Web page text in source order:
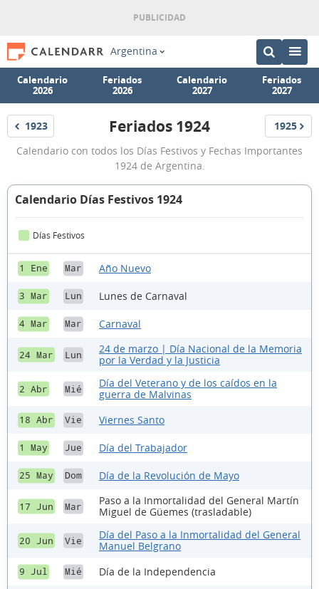
Argentina
Calendario
2026
Feriados
2026
Calendario
2027
Feriados
2027
Feriados
1923
Feriados
1924
Feriados 1924 Feriados
1925
Calendario con todos los Días Festivos y Fechas Importantes
1924 de Argentina.
Calendario Días Festivos 1924
Días Festivos
1 Ene Mar Año Nuevo
3 Mar Lun Lunes de Carnaval
4 Mar Mar Carnaval
24 Mar Lun
24 de marzo | Día Nacional de la Memoria
por la Verdad y la Justicia
2 Abr Mié
Día del Veterano y de los caídos en la
guerra de Malvinas
18 Abr Vie Viernes Santo
1 May Jue Día del Trabajador
25 May Dom Día de la Revolución de Mayo
17 Jun Mar
Paso a la Inmortalidad del General Martín
Miguel de Güemes (trasladable)
20 Jun Vie
Día del Paso a la Inmortalidad del General
Manuel Belgrano
9 Jul Mié Día de la Independencia